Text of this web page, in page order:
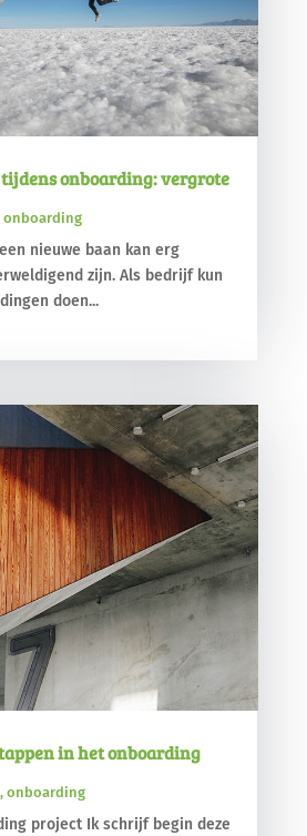
onboarding: vergrote
onboarding
nieuwe baan kan erg
zijn. Als bedrijf kun
doen...
in het onboarding
, onboarding
project Ik schrijf begin deze